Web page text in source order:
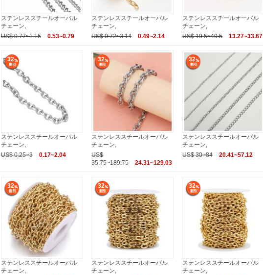
ステンレススチールオーバル
チェーン,
US$ 0.77~1.15
0.53~0.79
ステンレススチールオーバル
チェーン,
US$ 0.72~3.14
0.49~2.14
ステンレススチールオーバル
チェーン,
US$ 19.5~49.5
13.27~33.67
32
ステンレススチールオーバル
チェーン,
US$ 0.25~3
0.17~2.04
32
ステンレススチールオーバル
チェーン,
US$
35.75~189.75
24.31~129.03
32
ステンレススチールオーバル
チェーン,
US$ 30~84
20.41~57.12
32
ステンレススチールオーバル
チェーン,
32
ステンレススチールオーバル
チェーン,
32
ステンレススチールオーバル
チェーン,